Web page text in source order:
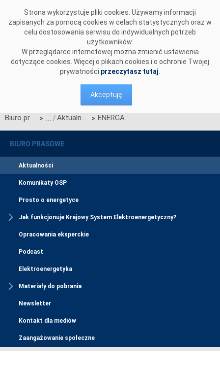
Strona wykorzystuje pliki cookies. Używamy informacji
zapisanych za pomocą cookies w celach statystycznych oraz w
celu dostosowania serwisu do indywidualnych potrzeb
użytkowników.
W przeglądarce internetowej można zmienić ustawienia
dotyczące cookies. Więcej o plikach cookies i o ochronie Twojej
prywatności przeczytasz tutaj
Akceptuję
Biuro prasowe > Aktualności > ENERGA-OBRÓT z sukcesem zakończyła testy techniczne z CSIRE.
BIURO PRASOWE
Aktualności
Komunikaty OSP
Prosto o energetyce
Jak funkcjonuje Krajowy System Elektroenergetyczny?
Opracowania eksperckie
Podcast
Elektroenergetyka
Materiały do pobrania
Newsletter
Kontakt dla mediów
Zaangażowanie społeczne